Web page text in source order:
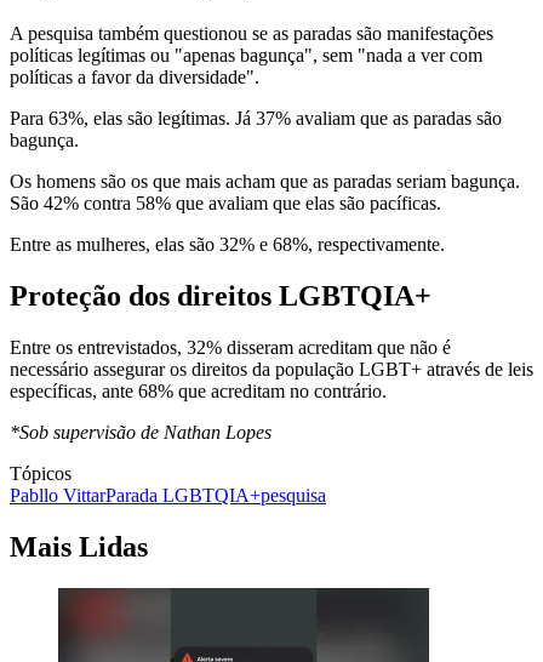
A pesquisa também questionou se as paradas são manifestações
políticas legítimas ou "apenas bagunça", sem "nada a ver com
políticas a favor da diversidade".
Para 63%, elas são legítimas. Já 37% avaliam que as paradas são
bagunça.
Os homens são os que mais acham que as paradas seriam bagunça.
São 42% contra 58% que avaliam que elas são pacíficas.
Entre as mulheres, elas são 32% e 68%, respectivamente.
Proteção dos direitos LGBTQIA+
Entre os entrevistados, 32% disseram acreditam que não é
necessário assegurar os direitos da população LGBT+ através de leis
específicas, ante 68% que acreditam no contrário.
*Sob supervisão de Nathan Lopes
Tópicos
Pabllo VittarParada LGBTQIA+pesquisa
Mais Lidas